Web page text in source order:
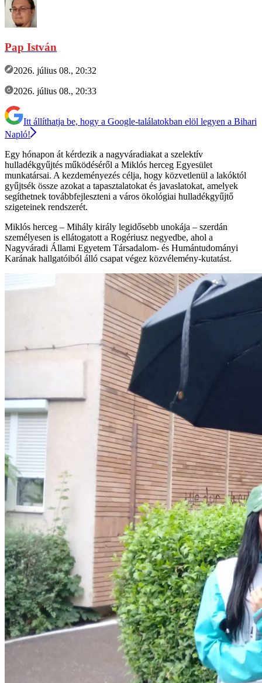
Pap István
2026. július 08., 20:32
2026. július 08., 20:33
Itt állíthatja be, hogy a Google-találatokban elöl legyen a Bihari
Napló!
Egy hónapon át kérdezik a nagyváradiakat a szelektív
hulladékgyűjtés működéséről a Miklós herceg Egyesület
munkatársai. A kezdeményezés célja, hogy közvetlenül a lakóktól
gyűjtsék össze azokat a tapasztalatokat és javaslatokat, amelyek
segíthetnek továbbfejleszteni a város ökológiai hulladékgyűjtő
szigeteinek rendszerét.
Miklós herceg – Mihály király legidősebb unokája – szerdán
személyesen is ellátogatott a Rogériusz negyedbe, ahol a
Nagyváradi Állami Egyetem Társadalom- és Humántudományi
Karának hallgatóiból álló csapat végez közvélemény-kutatást.